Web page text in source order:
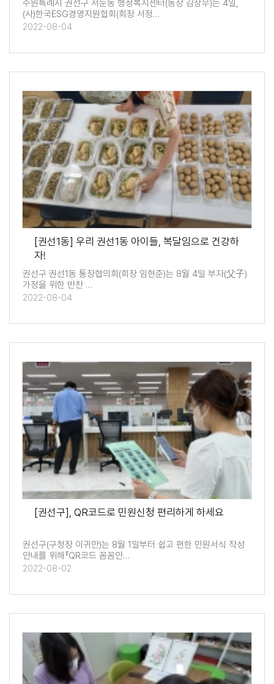
수원특례시 권선구 서둔동 행정복지센터(동장 김상우)는 4일,
(사)한국ESG경영지원협회(회장 서정…
2022-08-04
[권선1동] 우리 권선1동 아이들, 복달임으로 건강하
자!
권선구 권선1동 통장협의회(회장 임현준)는 8월 4일 부자(父子)
가정을 위한 반찬 …
2022-08-04
[권선구], QR코드로 민원신청 편리하게 하세요
권선구(구청장 이귀만)는 8월 1일부터 쉽고 편한 민원서식 작성
안내를 위해『QR코드 꼼꼼안…
2022-08-02